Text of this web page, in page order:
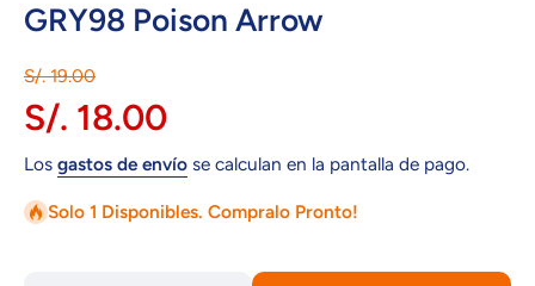
GRY98 Poison Arrow
S/. 19.00
S/. 18.00
Los gastos de envío se calculan en la pantalla de pago.
Solo 1 Disponibles. Compralo Pronto!